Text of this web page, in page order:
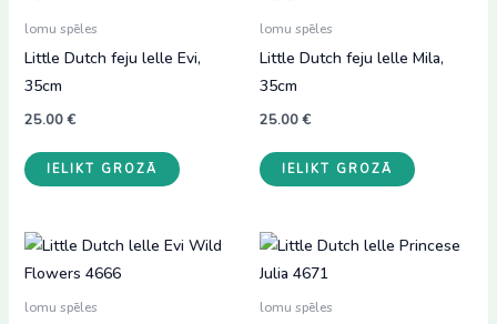
lomu spēles
Little Dutch feju lelle Evi,
35cm
25.00€
IELIKT GROZĀ
lomu spēles
Little Dutch feju lelle Mila,
35cm
25.00€
IELIKT GROZĀ
lomu spēles lomu spēles